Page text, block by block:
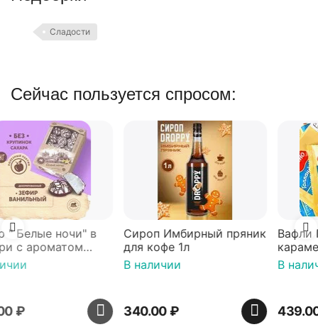
Сладости
Сейчас пользуется спросом:
Сироп Имбирный пряник
для кофе 1л
В наличии
340.00
Вафли Голландские с
карамельной начинкой
16 шт по 36 г ТМ Яшкино
В наличии
439.00